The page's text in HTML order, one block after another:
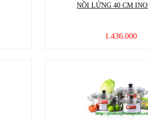
NỒI LỬNG 40 CM
1.436.000